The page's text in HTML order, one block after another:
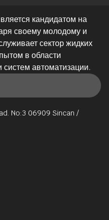
кандидатом на
своему молодому и
сектор жидких
в области
автоматизации.
No:3 06909 Sincan /